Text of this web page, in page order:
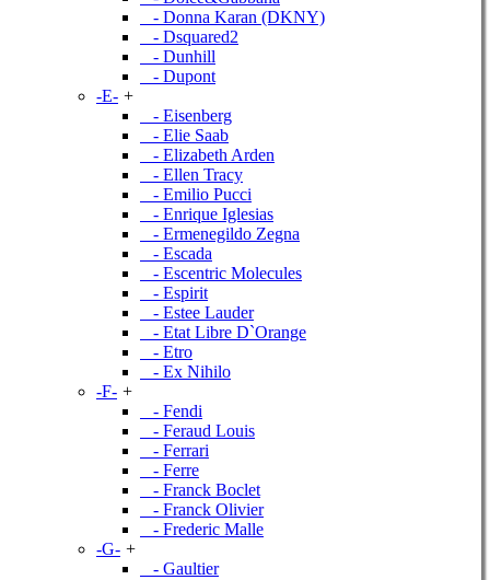
- Donna Karan (DKNY)
- Dsquared2
- Dunhill
- Dupont
-E- +
- Eisenberg
- Elie Saab
- Elizabeth Arden
- Ellen Tracy
- Emilio Pucci
- Enrique Iglesias
- Ermenegildo Zegna
- Escada
- Escentric Molecules
- Espirit
- Estee Lauder
- Etat Libre D`Orange
- Etro
- Ex Nihilo
-F- +
- Fendi
- Feraud Louis
- Ferrari
- Ferre
- Franck Boclet
- Franck Olivier
- Frederic Malle
-G- +
- Gaultier